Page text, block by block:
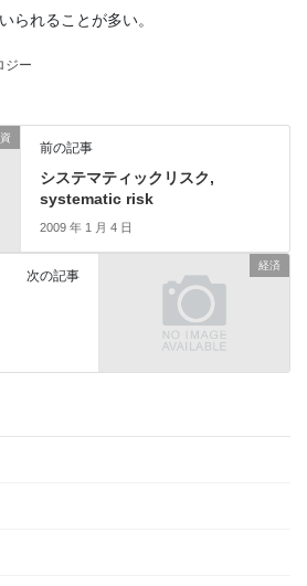
られることが多い。
ジー
前の記事
システマティックリスク,
systematic risk
2009 年 1 月 4 日
経済
次の記事